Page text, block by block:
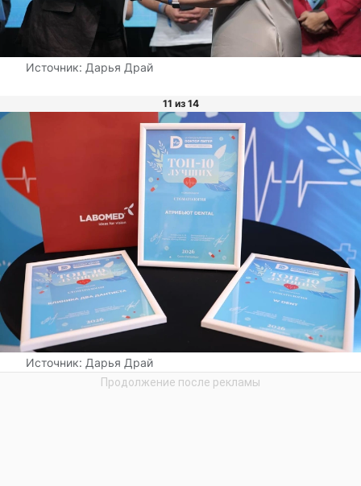
Источник: Дарья Драй
11 из 14
Источник: Дарья Драй